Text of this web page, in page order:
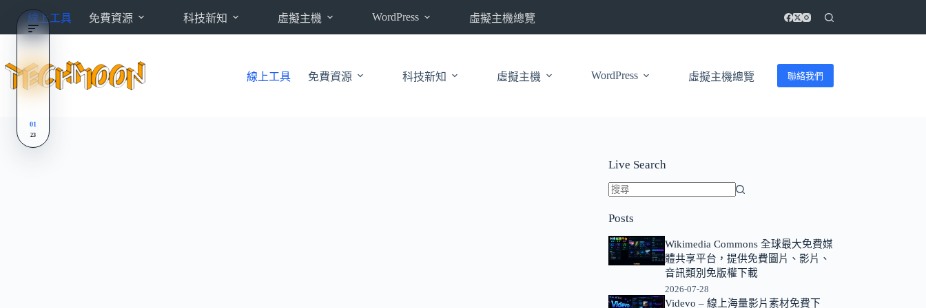
內
線上工具 免費資源 科技新知 虛擬主機 WordPress 虛擬主機總覽
線上工具 免費資源 科技新知 虛擬主機 WordPress 虛擬主機總覽 聯絡我們
Live Search
不
到
符
件
Posts
Wikimedia Commons 全球最大免費媒
體共享平台，提供免費圖片、影片、
音訊類別免版權下載
2026-07-28
Videvo – 線上海量影片素材免費下
01
23